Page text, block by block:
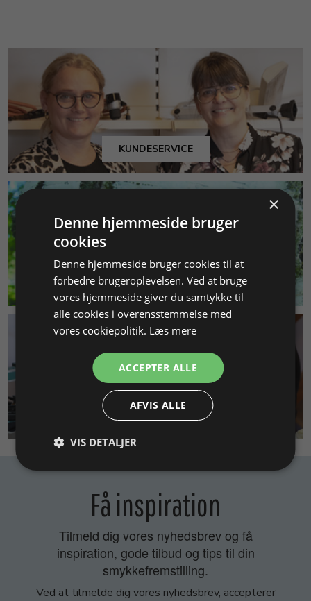
KUNDESERVICE
MILJØ & BÆREDYGTIGHED
Få inspiration
Tilmeld dig vores nyhedsbrev og få
inspiration, gode tilbud og tips til din
smykkefremstilling.
Ved at tilmelde dig vores nyhedsbrev, accepterer
×
Denne hjemmeside bruger
cookies
Denne hjemmeside bruger cookies til at
forbedre brugeroplevelsen. Ved at bruge
vores hjemmeside giver du samtykke til
alle cookies i overensstemmelse med
vores cookiepolitik. Læs mere
ACCEPTER ALLE
AFVIS ALLE
VIS DETALJER